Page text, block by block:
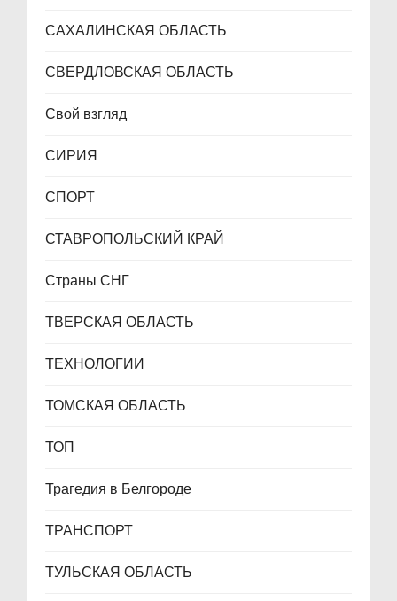
САХАЛИНСКАЯ ОБЛАСТЬ
СВЕРДЛОВСКАЯ ОБЛАСТЬ
Свой взгляд
СИРИЯ
СПОРТ
СТАВРОПОЛЬСКИЙ КРАЙ
Страны СНГ
ТВЕРСКАЯ ОБЛАСТЬ
ТЕХНОЛОГИИ
ТОМСКАЯ ОБЛАСТЬ
ТОП
Трагедия в Белгороде
ТРАНСПОРТ
ТУЛЬСКАЯ ОБЛАСТЬ